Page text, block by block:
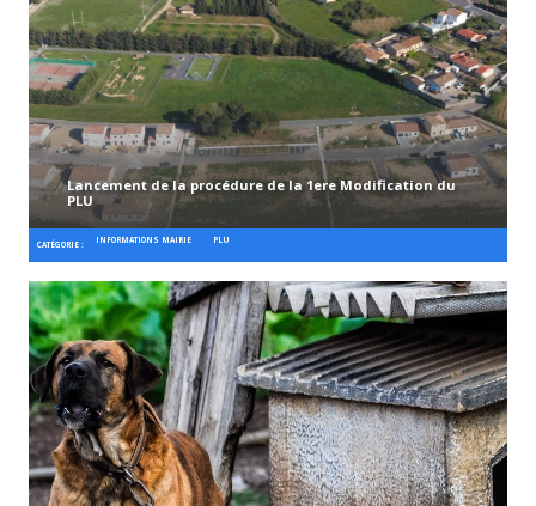
CATÉGORIE : INFORMATIONS MAIRIE PLU
Lancement de la procédure de la 1ere Modification du
PLU